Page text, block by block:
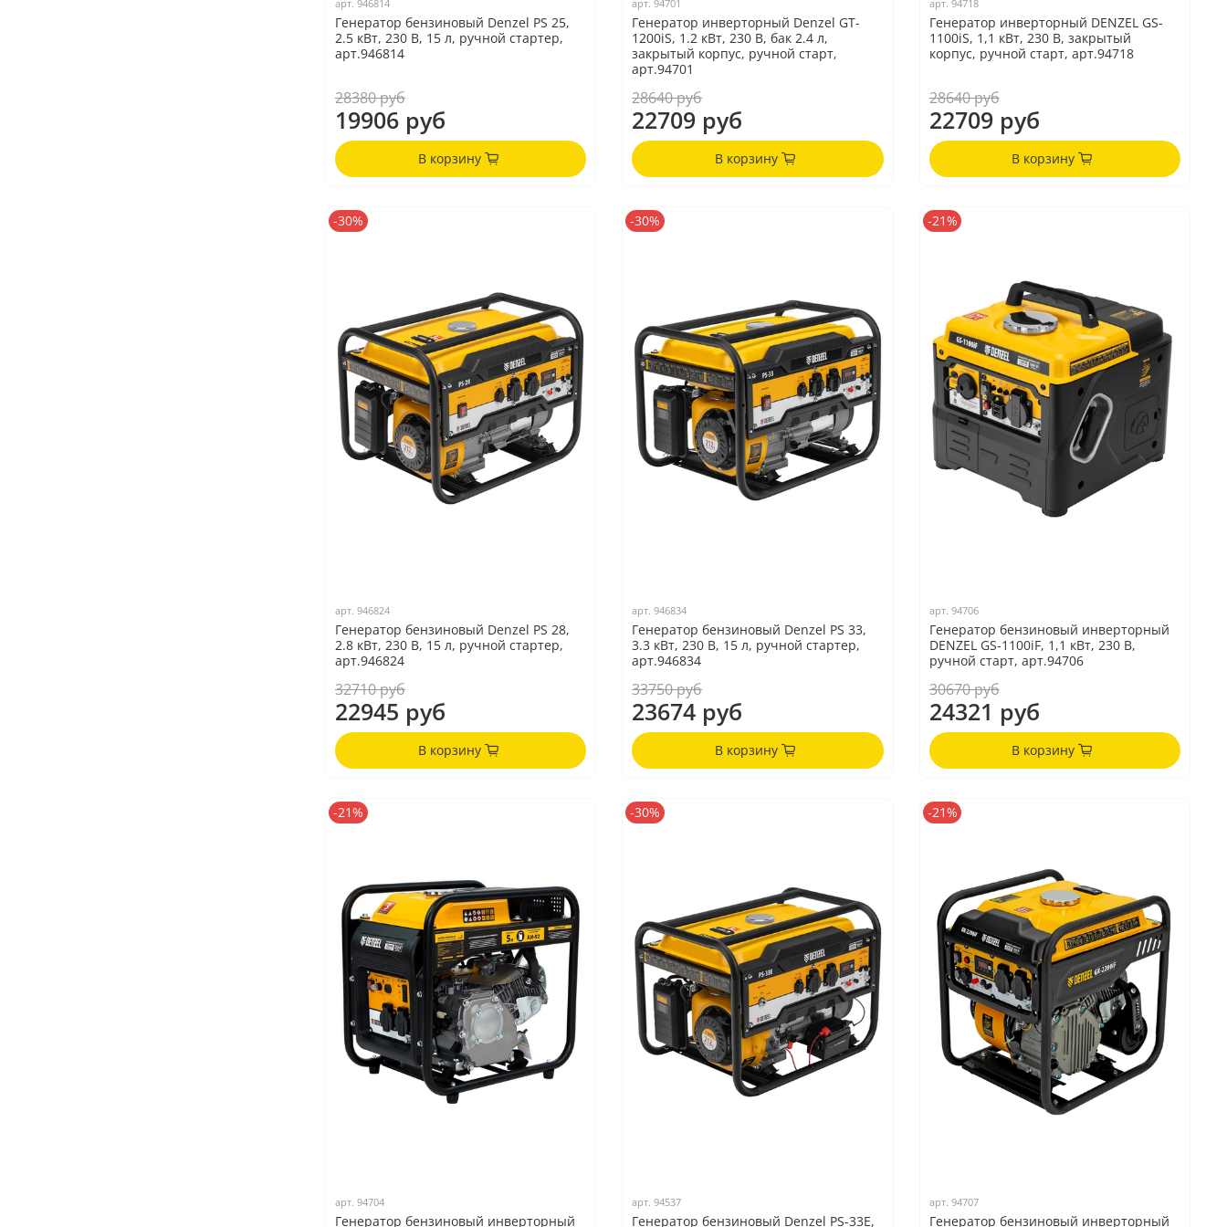
арт. 946814
Генератор бензиновый Denzel PS 25,
2.5 кВт, 230 В, 15 л, ручной стартер,
арт.946814
28380 руб
19906 руб
В корзину
арт.94701
Генератор инверторный Denzel GT-
1200iS, 1.2 кВт, 230 В, бак 2.4 л,
закрытый корпус, ручной старт,
арт.94701
28640 руб
22709 руб
В корзину
арт. 94718
Генератор инверторный DENZEL GS-
1100iS, 1,1 кВт, 230 В, закрытый
корпус, ручной старт, арт.94718
28640 руб
22709 руб
В корзину
-30%
арт. 946824
Генератор бензиновый Denzel PS 28,
2.8 кВт, 230 В, 15 л, ручной стартер,
арт.946824
32710 руб
22945 руб
В корзину
-30%
арт.946834
Генератор бензиновый Denzel PS 33,
3.3 кВт, 230 В, 15 л, ручной стартер,
арт.946834
33750 руб
23674 руб
В корзину
-21%
арт. 94706
Генератор бензиновый инверторный
DENZEL GS-1100iF, 1,1 кВт, 230 В,
ручной старт, арт.94706
30670 руб
24321 руб
В корзину
-21%
арт. 94704
Генератор бензиновый инверторный
-30%
арт.94537
Генератор бензиновый Denzel PS-33E,
-21%
арт. 94707
Генератор бензиновый инверторный